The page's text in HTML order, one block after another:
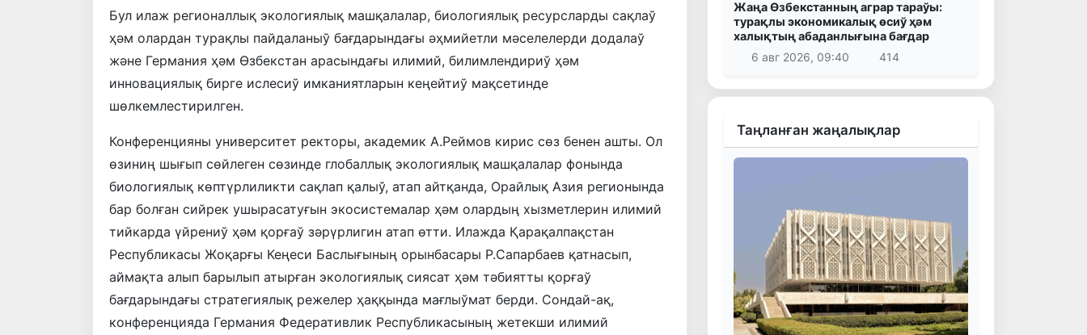
Бул илаж регионаллық экологиялық машқалалар, биологиялық ресурсларды сақлаў
ҳәм олардан турақлы пайдаланыў бағдарындағы әҳмийетли мәселелерди додалаў
және Германия ҳәм Өзбекстан арасындағы илимий, билимлендириў ҳәм
инновациялық бирге ислесиў имканиятларын кеңейтиў мақсетинде
шөлкемлестирилген.
Конференцияны университет ректоры, академик А.Реймов кирис сөз бенен ашты. Ол
өзиниң шығып сөйлеген сөзинде глобаллық экологиялық машқалалар фонында
биологиялық көптүрлиликти сақлап қалыў, атап айтқанда, Орайлық Азия регионында
бар болған сийрек ушырасатуғын экосистемалар ҳәм олардың хызметлерин илимий
тийкарда үйрениў ҳәм қорғаў зәрүрлигин атап өтти. Илажда Қарақалпақстан
Республикасы Жоқарғы Кеңеси Баслығының орынбасары Р.Сапарбаев қатнасып,
аймақта алып барылып атырған экологиялық сиясат ҳәм тәбиятты қорғаў
бағдарындағы стратегиялық режелер ҳаққында мағлыўмат берди. Сондай-ақ,
конференцияда Германия Федеративлик Республикасының жетекши илимий
Жаңа Өзбекстанның аграр тараўы:
турақлы экономикалық өсиў ҳәм
халықтың абаданлығына бағдар
6 авг 2026, 09:40
414
Таңланған жаңалықлар